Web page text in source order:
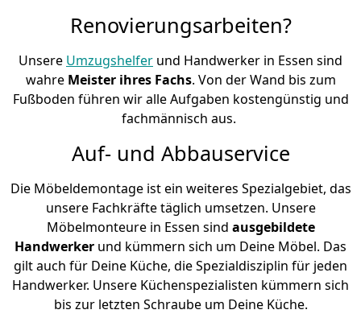
Renovierungsarbeiten?
Unsere Umzugshelfer und Handwerker in Essen sind
wahre Meister ihres Fachs. Von der Wand bis zum
Fußboden führen wir alle Aufgaben kostengünstig und
fachmännisch aus.
Auf- und Abbauservice
Die Möbeldemontage ist ein weiteres Spezialgebiet, das
unsere Fachkräfte täglich umsetzen. Unsere
Möbelmonteure in Essen sind ausgebildete
Handwerker und kümmern sich um Deine Möbel. Das
gilt auch für Deine Küche, die Spezialdisziplin für jeden
Handwerker. Unsere Küchenspezialisten kümmern sich
bis zur letzten Schraube um Deine Küche.